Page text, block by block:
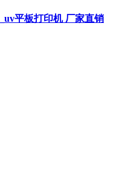
平板打印机 厂家直销